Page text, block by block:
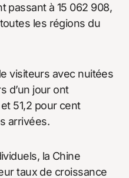
passant à 15 062 908,
les régions du
visiteurs avec nuitées
d’un jour ont
51,2 pour cent
arrivées.
la Chine
taux de croissance